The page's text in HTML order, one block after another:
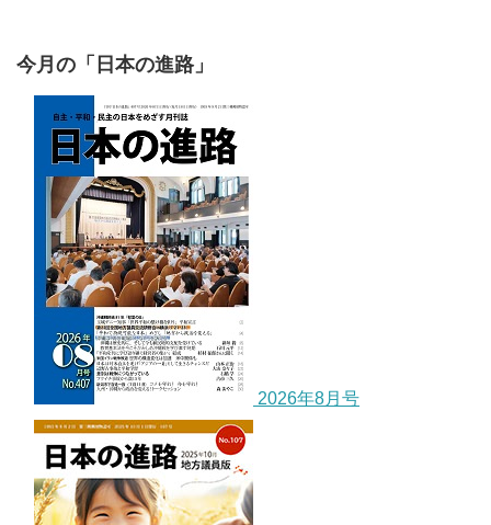
今月の「日本の進路」
2026年8月号